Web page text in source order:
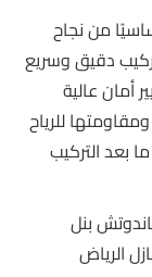
من نجاح
دقيق وسريع
أمان عالية
للرياح
بعد التركيب
بنل
الرياض